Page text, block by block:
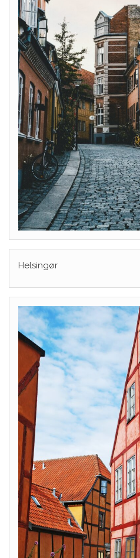
Helsingør